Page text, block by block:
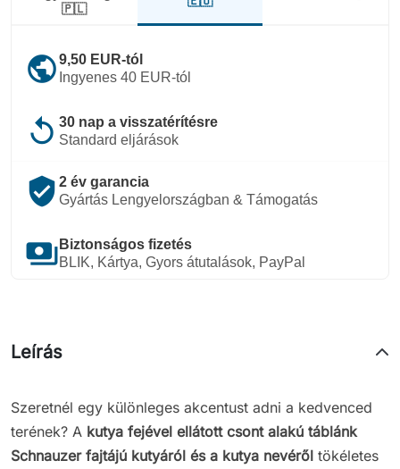
🇵🇱
public9,50 EUR-tól
Ingyenes 40 EUR-tól
replay 30 nap a visszatérítésre
Standard eljárások
verified_user 2 év garancia
Gyártás Lengyelországban & Támogatás
payments Biztonságos fizetés
BLIK, Kártya, Gyors átutalások, PayPal
Leírás
Szeretnél egy különleges akcentust adni a kedvenced
terének? A kutya fejével ellátott csont alakú táblánk
Schnauzer fajtájú kutyáról és a kutya nevéről tökéletes